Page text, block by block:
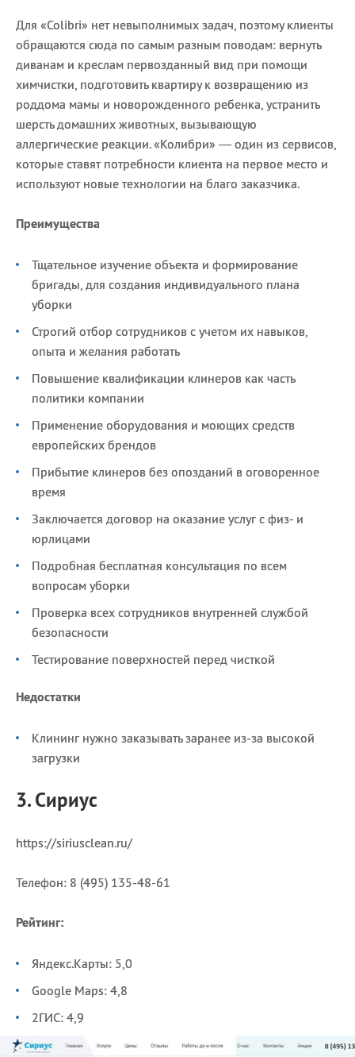
Для «Colibri» нет невыполнимых задач, поэтому клиенты
обращаются сюда по самым разным поводам: вернуть
диванам и креслам первозданный вид при помощи
химчистки, подготовить квартиру к возвращению из
роддома мамы и новорожденного ребенка, устранить
шерсть домашних животных, вызывающую
аллергические реакции. «Колибри» — один из сервисов,
которые ставят потребности клиента на первое место и
используют новые технологии на благо заказчика.
Преимущества
Тщательное изучение объекта и формирование
бригады, для создания индивидуального плана
уборки
Строгий отбор сотрудников с учетом их навыков,
опыта и желания работать
Повышение квалификации клинеров как часть
политики компании
Применение оборудования и моющих средств
европейских брендов
Прибытие клинеров без опозданий в оговоренное
время
Заключается договор на оказание услуг с физ- и
юрлицами
Подробная бесплатная консультация по всем
вопросам уборки
Проверка всех сотрудников внутренней службой
безопасности
Тестирование поверхностей перед чисткой
Недостатки
Клининг нужно заказывать заранее из-за высокой
загрузки
3. Сириус
https://siriusclean.ru/
Телефон: 8 (495) 135-48-61
Рейтинг:
Яндекс.Карты: 5,0
Google Maps: 4,8
2ГИС: 4,9